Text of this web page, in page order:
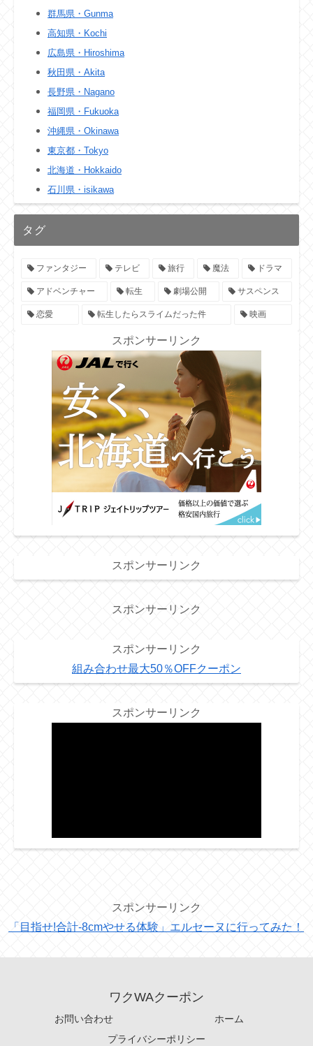
群馬県・Gunma
高知県・Kochi
広島県・Hiroshima
秋田県・Akita
長野県・Nagano
福岡県・Fukuoka
沖縄県・Okinawa
東京都・Tokyo
北海道・Hokkaido
石川県・isikawa
タグ
ファンタジー テレビ 旅行 魔法 ドラマ
アドベンチャー 転生 劇場公開 サスペンス
恋愛 転生したらスライムだった件 映画
スポンサーリンク
スポンサーリンク
スポンサーリンク
スポンサーリンク
組み合わせ最大50％OFFクーポン
スポンサーリンク
スポンサーリンク
「目指せ!合計-8cmやせる体験」エルセーヌに行ってみた！
ワクWAクーポン
お問い合わせ
ホーム
プライバシーポリシー